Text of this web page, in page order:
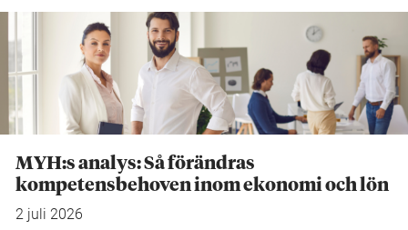
MYH:s analys: Så förändras
kompetensbehoven inom ekonomi och lön
2 juli 2026